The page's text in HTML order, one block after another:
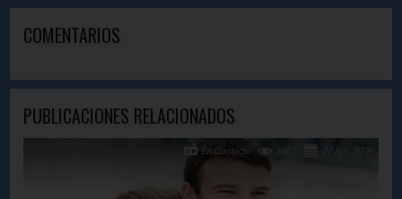
COMENTARIOS
PUBLICACIONES RELACIONADOS
27 Apr, 2016
3667
En Contacto